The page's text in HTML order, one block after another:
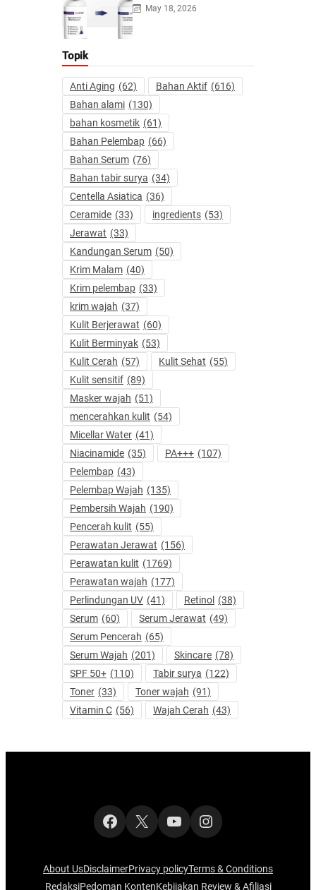
May 18, 2026
Topik
Anti Aging (62) Bahan Aktif (616)
Bahan alami (130)
bahan kosmetik (61)
Bahan Pelembap (66)
Bahan Serum (76)
Bahan tabir surya (34)
Centella Asiatica (36)
Ceramide (33) ingredients (53)
Jerawat (33)
Kandungan Serum (50)
Krim Malam (40)
Krim pelembap (33)
krim wajah (37)
Kulit Berjerawat (60)
Kulit Berminyak (53)
Kulit Cerah (57) Kulit Sehat (55)
Kulit sensitif (89)
Masker wajah (51)
mencerahkan kulit (54)
Micellar Water (41)
Niacinamide (35) PA+++ (107)
Pelembap (43)
Pelembap Wajah (135)
Pembersih Wajah (190)
Pencerah kulit (55)
Perawatan Jerawat (156)
Perawatan kulit (1769)
Perawatan wajah (177)
Perlindungan UV (41) Retinol (38)
Serum (60) Serum Jerawat (49)
Serum Pencerah (65)
Serum Wajah (201) Skincare (78)
SPF 50+ (110) Tabir surya (122)
Toner (33) Toner wajah (91)
Vitamin C (56) Wajah Cerah (43)
Facebook
X YouTubeInstagram
About UsDisclaimerPrivacy policyTerms & Conditions
RedaksiPedoman KontenKebijakan Review & Afiliasi